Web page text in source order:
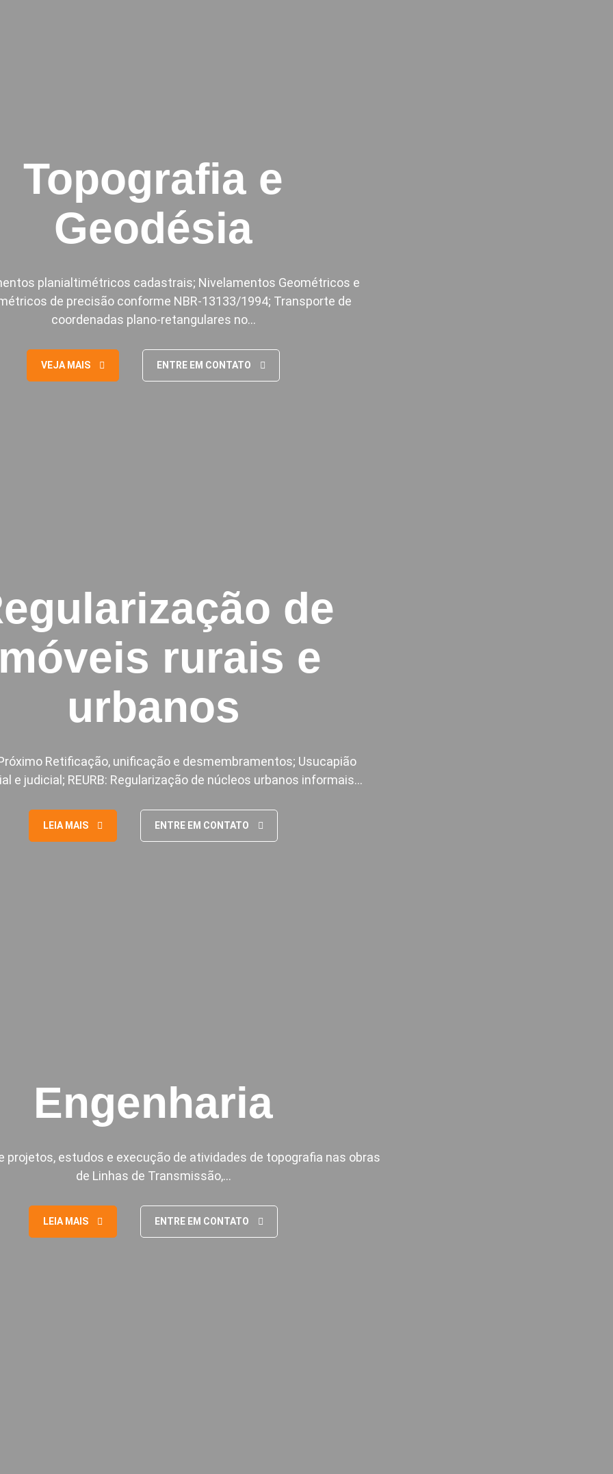
Topografia e
Geodésia
planialtimétricos cadastrais; Nivelamentos Geométricos e
de precisão conforme NBR-13133/1994; Transporte de
coordenadas plano-retangulares no…
VEJA MAIS ENTRE EM CONTATO
de
rurais e
urbanos
Retificação, unificação e desmembramentos; Usucapião
e judicial; REURB: Regularização de núcleos urbanos informais…
LEIA MAIS ENTRE EM CONTATO
Engenharia
projetos, estudos e execução de atividades de topografia nas obras
de Linhas de Transmissão,…
LEIA MAIS ENTRE EM CONTATO